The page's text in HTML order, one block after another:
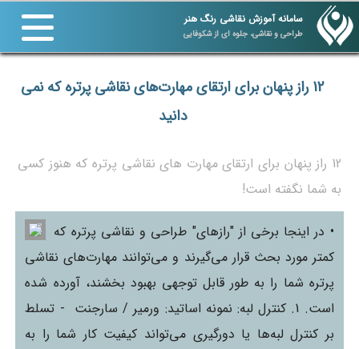
سامانه آموزش نقاشی رنگ هنر
طراحی و نقاشی، جلوه ای از شکوفایی
12 راز پنهان برای ارتقای مهارت‌های نقاشی پرتره که نمی
دانید
12 راز پنهان برای ارتقای مهارت های نقاشی پرتره که هنوز کسی
به شما نگفته است!
• در اینجا برخی از "رازهای" طراحی و نقاشی پرتره که
کمتر مورد بحث قرار می‌گیرند و می‌توانند مهارت‌های نقاشی
پرتره شما را به طور قابل توجهی بهبود بخشند، آورده شده
است. 1. کنترل لبه: نمونه اساتید: ورمیر / سارجنت - تسلط
بر کنترل لبه‌ها یا دورگیری می‌تواند کیفیت کار شما را به